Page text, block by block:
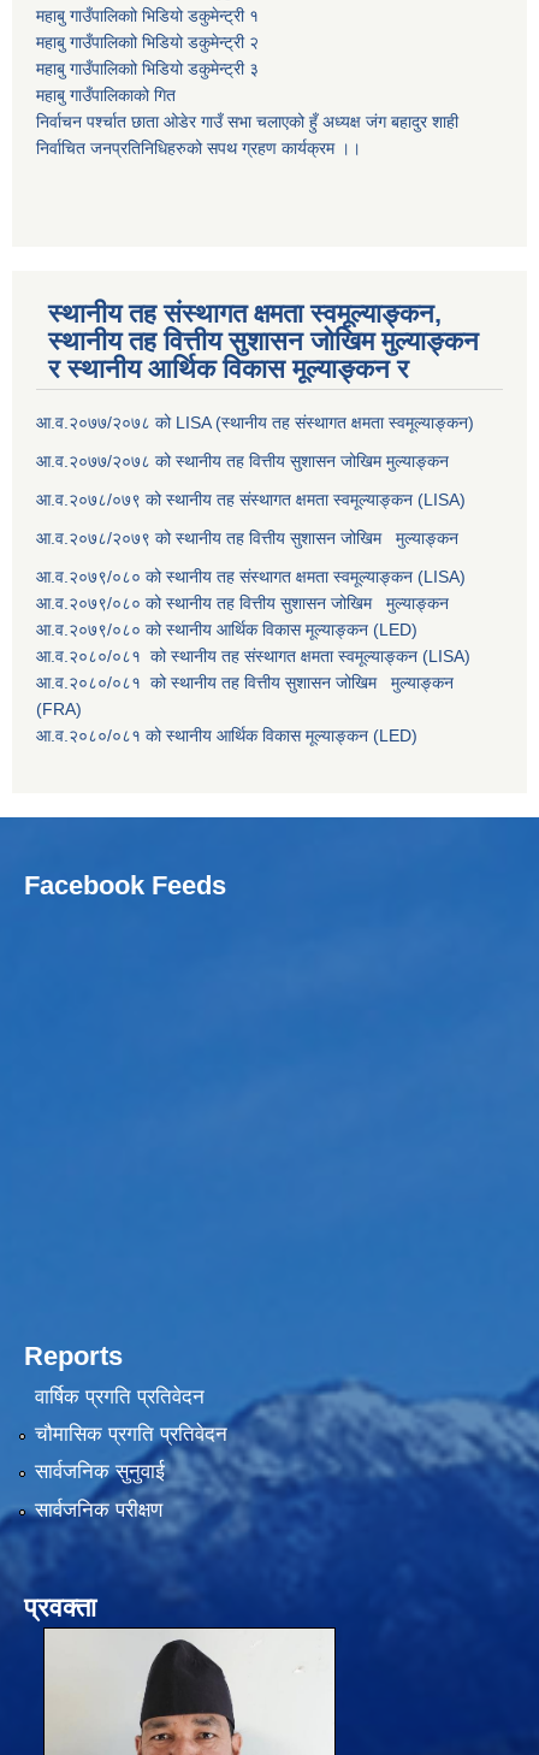
महाबु गाउँपालिकाो भिडियो डकुमेन्ट्री १
महाबु गाउँपालिकाो भिडियो डकुमेन्ट्री २
महाबु गाउँपालिकाो भिडियो डकुमेन्ट्री ३
महाबु गाउँपालिकाको गित
निर्वाचन पर्श्चात छाता ओडेर गाउँ सभा चलाएको हुँ अध्यक्ष जंग बहादुर शाही
निर्वाचित जनप्रतिनिधिहरुको सपथ ग्रहण कार्यक्रम ।।
स्थानीय तह संस्थागत क्षमता स्वमूल्याङ्कन,
स्थानीय तह वित्तीय सुशासन जोखिम मुल्याङ्कन
र स्थानीय आर्थिक विकास मूल्याङ्कन र
आ.व.२०७७/२०७८ को LISA (स्थानीय तह संस्थागत क्षमता स्वमूल्याङ्कन)
आ.व.२०७७/२०७८ को स्थानीय तह वित्तीय सुशासन जोखिम मुल्याङ्कन
आ.व.२०७८/०७९ को स्थानीय तह संस्थागत क्षमता स्वमूल्याङ्कन (LISA)
आ.व.२०७८/२०७९ को स्थानीय तह वित्तीय सुशासन जोखिम मुल्याङ्कन
आ.व.२०७९/०८० को स्थानीय तह संस्थागत क्षमता स्वमूल्याङ्कन (LISA)
आ.व.२०७९/०८० को स्थानीय तह वित्तीय सुशासन जोखिम मुल्याङ्कन
आ.व.२०७९/०८० को स्थानीय आर्थिक विकास मूल्याङ्कन (LED)
आ.व.२०८०/०८१ को स्थानीय तह संस्थागत क्षमता स्वमूल्याङ्कन (LISA)
आ.व.२०८०/०८१ को स्थानीय तह वित्तीय सुशासन जोखिम मुल्याङ्कन
(FRA)
आ.व.२०८०/०८१ को स्थानीय आर्थिक विकास मूल्याङ्कन (LED)
Facebook Feeds
Reports
वार्षिक प्रगति प्रतिवेदन
चौमासिक प्रगति प्रतिवेदन
सार्वजनिक सुनुवाई
सार्वजनिक परीक्षण
प्रवक्ता